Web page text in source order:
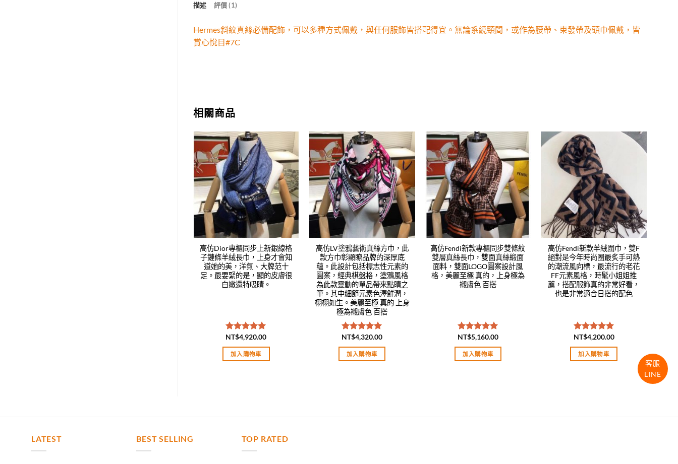
描述 評價 (1)
Hermes斜紋真絲必備配飾，可以多種方式佩戴，與任何服飾皆搭配得宜。無論系繞頸間，或作為腰帶、束發帶及頭巾佩戴，皆
賞心悅目#7C
相關商品
Add to
wishlist
高仿Dior專櫃同步上新銀線格
子鏈條羊絨長巾，上身才會知
道她的美，洋氣、大牌范十
足。最要緊的是，顯的皮膚很
白嫩還特吸睛。
評分5.00
滿分 5
NT$4,920.00
加入購物車
Add to
wishlist
高仿LV塗鴉藝術真絲方巾，此
款方巾彰顯瞭品牌的深厚底
蘊。此設計包括標志性元素的
圖案，經典棋盤格，塗鴉風格
為此款靈動的單品帶來點睛之
筆。其中細節元素色澤鮮潤，
栩栩如生。美麗至極 真的 上身
極為襯膚色 百搭
評分5.00
滿分 5
NT$4,320.00
加入購物車
Add to
wishlist
高仿Fendi新款專櫃同步雙條紋
雙層真絲長巾，雙面真絲緞面
面料，雙面LOGO圖案設計風
格，美麗至極 真的，上身極為
襯膚色 百搭
評分5.00
滿分 5
NT$5,160.00
加入購物車
高仿Fendi新款羊絨圍巾，雙F
絕對是今年時尚圈最炙手可熱
的潮流風向標，最流行的老花
FF元素風格，時髦小姐姐推
薦，搭配服飾真的非常好看，
也是非常適合日搭的配色
評分5.00
滿分 5
NT$4,200.00
加入購物車
LATEST BEST SELLING TOP RATED
客服
LINE